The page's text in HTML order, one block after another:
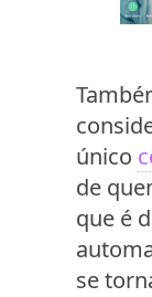
único
de
que é
se